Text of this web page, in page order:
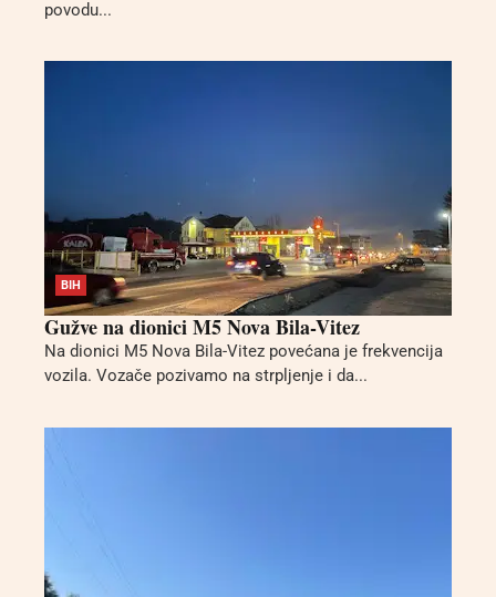
povodu...
BIH
Gužve na dionici M5 Nova Bila-Vitez
Na dionici M5 Nova Bila-Vitez povećana je frekvencija
vozila. Vozače pozivamo na strpljenje i da...